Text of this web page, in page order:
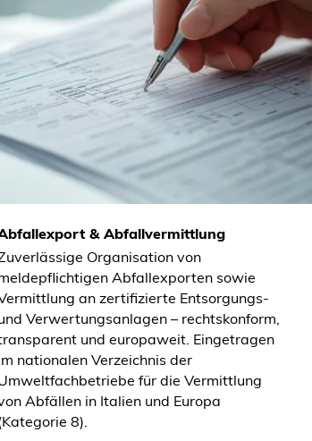
& Abfallvermittlung
Organisation von
Abfallexporten sowie
an zertifizierte Entsorgungs-
Verwertungsanlagen – rechtskonform,
und europaweit. Eingetragen
nationalen Verzeichnis der
für die Vermittlung
Abfällen in Italien und Europa
8).